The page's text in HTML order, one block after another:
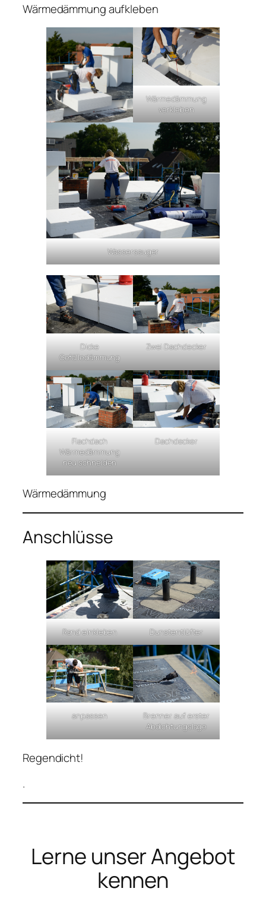
Wärmedämmung aufkleben
Wärmedämmung
verkleben
Wassersauger
Dicke
Gefälledämmung
Zwei Dachdecker
Flachdach
Wärmedämmung
neu schneiden
Dachdecker
Wärmedämmung
Anschlüsse
Rand einkleben Dunstentlüfter
anpassen
Brenner auf erster
Abdichtungslage
Regendicht!
.
Lerne unser Angebot
kennen